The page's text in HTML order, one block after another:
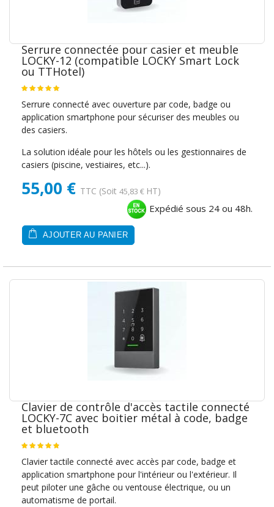
Serrure connectée pour casier et meuble
LOCKY-12 (compatible LOCKY Smart Lock
ou TTHotel)
Serrure connecté avec ouverture par code, badge ou
application smartphone pour sécuriser des meubles ou
des casiers.
La solution idéale pour les hôtels ou les gestionnaires de
casiers (piscine, vestiaires, etc...).
55,00 € TTC (Soit 45,83 € HT)
Expédié sous 24 ou 48h.
AJOUTER AU PANIER
Clavier de contrôle d'accès tactile connecté
LOCKY-7C avec boitier métal à code, badge
et bluetooth
Clavier tactile connecté avec accès par code, badge et
application smartphone pour l'intérieur ou l'extérieur. Il
peut piloter une gâche ou ventouse électrique, ou un
automatisme de portail.